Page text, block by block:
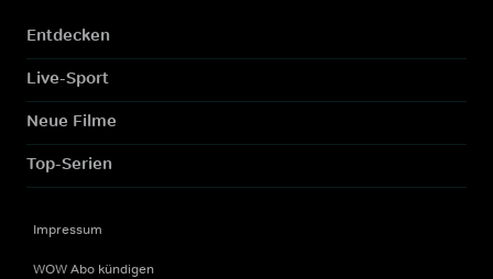
Entdecken
Live-Sport
Neue Filme
Top-Serien
Impressum
WOW Abo kündigen